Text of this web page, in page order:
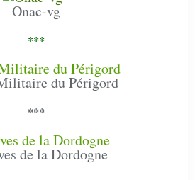
Onac-vg
***
du Périgord
***
de la Dordogne